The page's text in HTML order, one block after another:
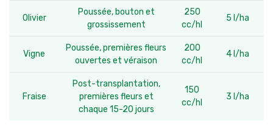
Olivier
Poussée, bouton et
grossissement
250
cc/hl
5 l/ha
Vigne
Poussée, premières fleurs
ouvertes et véraison
200
cc/hl
4 l/ha
Fraise
Post-transplantation,
premières fleurs et
chaque 15-20 jours
150
cc/hl
3 l/ha